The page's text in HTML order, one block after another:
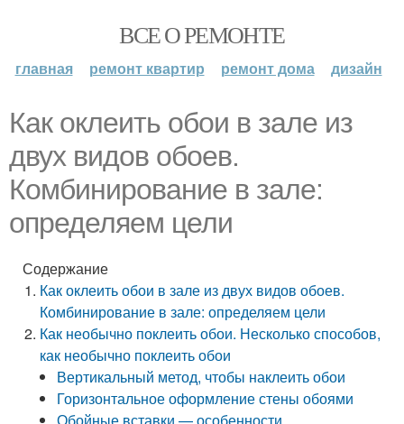
ВСЕ О РЕМОНТЕ
главная ремонт квартир ремонт дома дизайн
Как оклеить обои в зале из
двух видов обоев.
Комбинирование в зале:
определяем цели
Содержание
Как оклеить обои в зале из двух видов обоев.
Комбинирование в зале: определяем цели
Как необычно поклеить обои. Несколько способов,
как необычно поклеить обои
Вертикальный метод, чтобы наклеить обои
Горизонтальное оформление стены обоями